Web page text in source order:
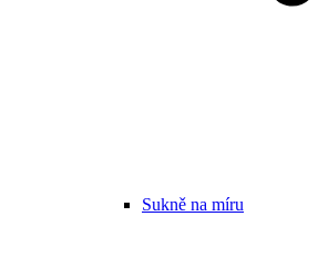
Sukně na míru